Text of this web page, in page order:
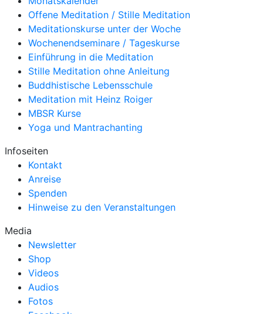
Offene Meditation / Stille Meditation
Meditationskurse unter der Woche
Wochenendseminare / Tageskurse
Einführung in die Meditation
Stille Meditation ohne Anleitung
Buddhistische Lebensschule
Meditation mit Heinz Roiger
MBSR Kurse
Yoga und Mantrachanting
Infoseiten
Kontakt
Anreise
Spenden
Hinweise zu den Veranstaltungen
Media
Newsletter
Shop
Videos
Audios
Fotos